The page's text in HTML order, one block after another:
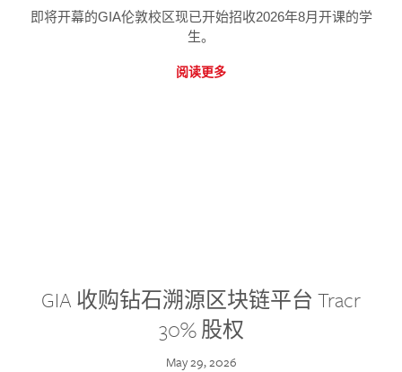
即将开幕的GIA伦敦校区现已开始招收2026年8月开课的学
生。
阅读更多
GIA 收购钻石溯源区块链平台 Tracr
30% 股权
May 29, 2026